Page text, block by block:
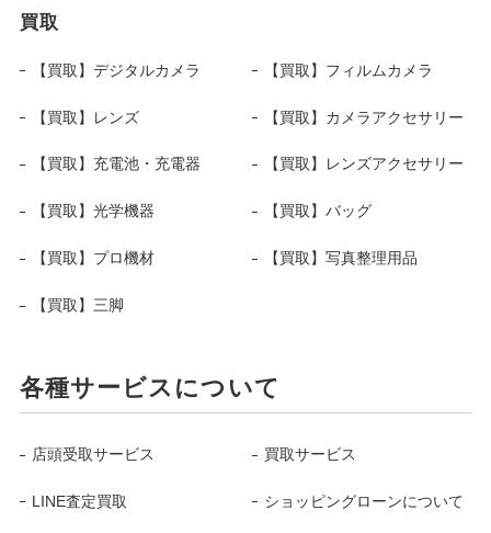
買取
【買取】デジタルカメラ 【買取】フィルムカメラ
【買取】レンズ 【買取】カメラアクセサリー
【買取】充電池・充電器 【買取】レンズアクセサリー
【買取】光学機器 【買取】バッグ
【買取】プロ機材 【買取】写真整理用品
【買取】三脚
各種サービスについて
店頭受取サービス 買取サービス
LINE査定買取 ショッピングローンについて